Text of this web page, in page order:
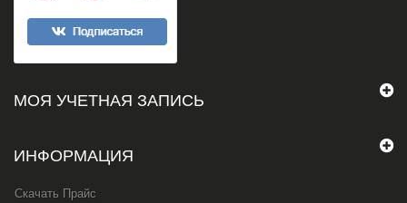
МОЯ УЧЕТНАЯ ЗАПИСЬ
ИНФОРМАЦИЯ
Скачать Прайс